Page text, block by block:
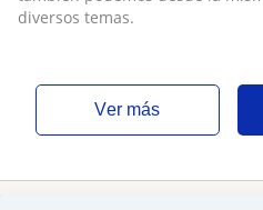
diversos temas.
ver más